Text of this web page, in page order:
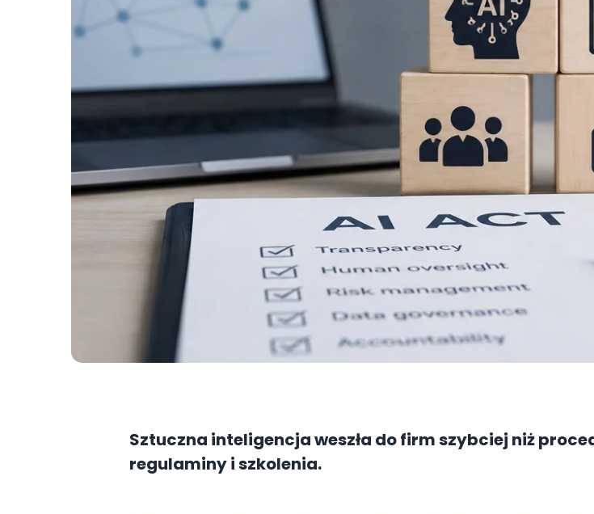
Sztuczna inteligencja weszła do firm szybciej niż
regulaminy i szkolenia.